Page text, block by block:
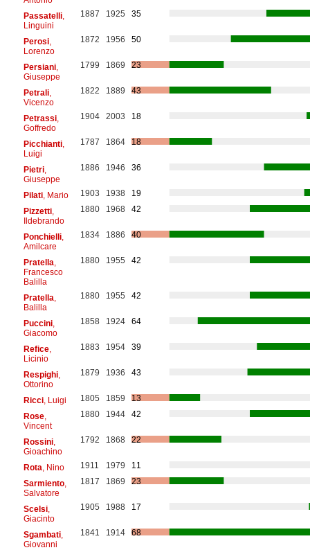
Passatelli,
Linguini
1887 1925 35
Perosi,
Lorenzo
1872 1956 50
Persiani,
Giuseppe
1799 1869 23
Petrali,
Vicenzo
1822 1889 43
Petrassi,
Goffredo
1904 2003 18
Picchianti,
Luigi
1787 1864 18
Pietri,
Giuseppe
1886 1946 36
Pilati, Mario 1903 1938
19
Pizzetti,
Ildebrando
1880 1968 42
Ponchielli,
Amilcare
1834 1886 40
Pratella
Francesco
Balilla
1880 1955 42
Pratella
Balilla
1880 1955 42
Puccini,
Giacomo
1858 1924 64
Refice,
Licinio
1883 1954 39
Respighi,
Ottorino
1879 1936 43
Ricci, Luigi 1805 1859
13
Rose,
Vincent
1880 1944 42
Rossini,
Gioachino
1792 1868 22
Rota , Nino 1911 1979
11
Sarmiento,
Salvatore
1817 1869 23
Scelsi,
Giacinto
1905 1988 17
Sgambati,
Giovanni
1841 1914 68